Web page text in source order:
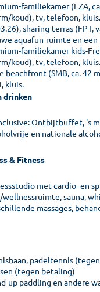
familiekamer (FZA,
koud), tv, telefoon,
sharing-terras
aquafun-ruimte en
familiekamer kids-
koud), tv, telefoon, kluis.
beachfront (SMB, ca. 42
kluis.
drinken
Ontbijtbuffet, 's
en nationale
& Fitness
met cardio- en
wellnessruimte, sauna,
massages,
padeltennis
(tegen betaling)
up paddling en andere